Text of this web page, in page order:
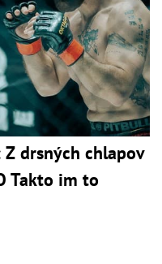
drsných chlapov
Takto im to